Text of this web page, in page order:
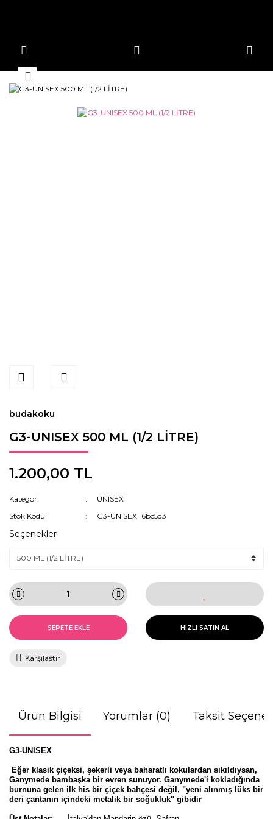
budakoku
G3-UNISEX 500 ML (1/2 LİTRE)
1.200,00 TL
Kategori
UNISEX
Stok Kodu
G3-UNISEX_6bc5d3
Seçenekler
SEPETE EKLE HIZLI SATIN AL
Karşılaştır
Ürün Bilgisi Yorumlar (0) Taksit
G3-UNISEX
Eğer klasik çiçeksi, şekerli veya baharatlı kokulardan sıkıldıysan,
Ganymede bambaşka bir evren sunuyor. Ganymede'i kokladığında
burnuna gelen ilk his bir çiçek bahçesi değil, "yeni alınmış lüks bir
deri çantanın içindeki metalik bir soğukluk" gibidir